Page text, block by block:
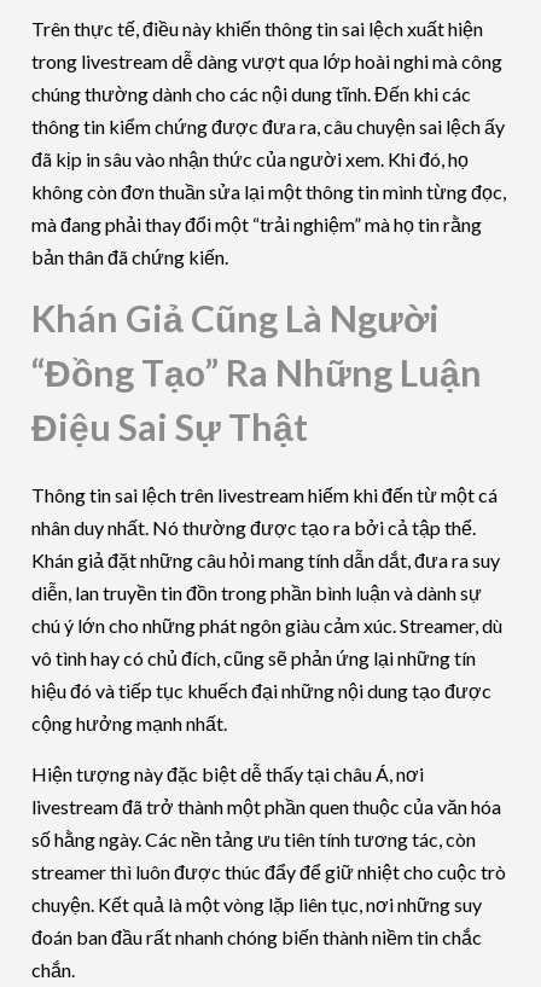
Trên thực tế, điều này khiến thông tin sai lệch xuất hiện
trong livestream dễ dàng vượt qua lớp hoài nghi mà công
chúng thường dành cho các nội dung tĩnh. Đến khi các
thông tin kiểm chứng được đưa ra, câu chuyện sai lệch ấy
đã kịp in sâu vào nhận thức của người xem. Khi đó, họ
không còn đơn thuần sửa lại một thông tin mình từng đọc,
mà đang phải thay đổi một “trải nghiệm” mà họ tin rằng
bản thân đã chứng kiến.
Khán Giả Cũng Là Người
“Đồng Tạo” Ra Những Luận
Điệu Sai Sự Thật
Thông tin sai lệch trên livestream hiếm khi đến từ một cá
nhân duy nhất. Nó thường được tạo ra bởi cả tập thể.
Khán giả đặt những câu hỏi mang tính dẫn dắt, đưa ra suy
diễn, lan truyền tin đồn trong phần bình luận và dành sự
chú ý lớn cho những phát ngôn giàu cảm xúc. Streamer, dù
vô tình hay có chủ đích, cũng sẽ phản ứng lại những tín
hiệu đó và tiếp tục khuếch đại những nội dung tạo được
cộng hưởng mạnh nhất.
Hiện tượng này đặc biệt dễ thấy tại châu Á, nơi
livestream đã trở thành một phần quen thuộc của văn hóa
số hằng ngày. Các nền tảng ưu tiên tính tương tác, còn
streamer thì luôn được thúc đẩy để giữ nhiệt cho cuộc trò
chuyện. Kết quả là một vòng lặp liên tục, nơi những suy
đoán ban đầu rất nhanh chóng biến thành niềm tin chắc
chắn.